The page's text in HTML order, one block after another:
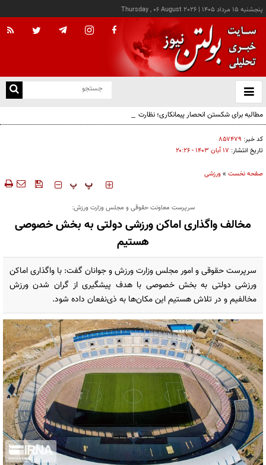
پنجشنبه ۱۵ مرداد ۱۴۰۵ |
Thursday , 06 August 2026
باز
و
مطالبه برای شکستن انحصار پیمانکاری؛ نظارت دقیق بر واگذاری پروژه‌ها، راهکار مقابله با فساد
کد خبر: ۸۵۷۴۷۹
تاریخ انتشار: ۱۷ آبان ۱۴۰۳ - ۲۰:۲۶
صفحه نخست »ورزشی
‍‍‍ پ پ
سرپرست معاونت حقوقی و مجلس وزارت ورزش:
مخالف واگذاری اماکن ورزشی دولتی به بخش خصوصی
هستیم
سرپرست حقوقی و امور مجلس وزارت ورزش و جوانان گفت: با واگذاری اماکن
ورزشی دولتی به بخش خصوصی با هدف پیشگیری از گران شدن ورزش
مخالفیم و در تلاش هستیم این مکان‌ها به ذی‌نفعان داده شود.